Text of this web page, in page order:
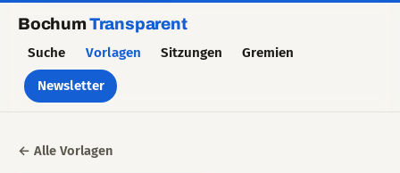
BochumTransparent
Suche Vorlagen Sitzungen Gremien
Newsletter
← Alle Vorlagen